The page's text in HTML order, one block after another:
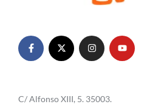
C/ Alfonso XIII, 5. 35003.